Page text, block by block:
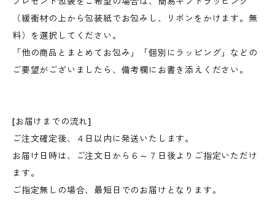
（緩衝材の上から包装紙でお包みし、リボンをかけます。無
料）を選択してください。
「他の商品とまとめてお包み」「個別にラッピング」などの
ご要望がございましたら、備考欄にお書き添えください。
[お届けまでの流れ]
ご注文確定後、４日以内に発送いたします。
お届け日時は、ご注文日から６～７日後よりご指定いただけ
ます。
ご指定無しの場合、最短日でのお届けとなります。